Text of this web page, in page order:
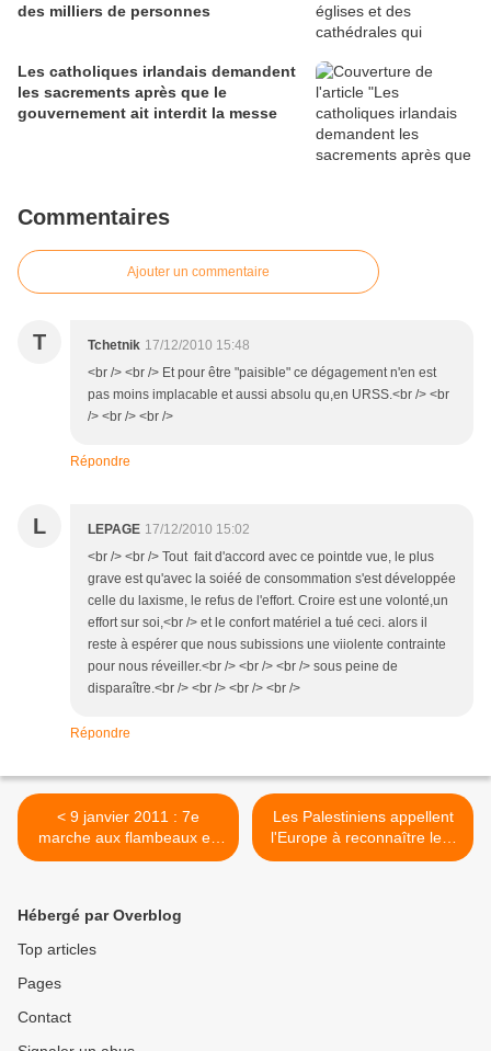
des milliers de personnes
Les catholiques irlandais demandent
les sacrements après que le
gouvernement ait interdit la messe
Commentaires
Ajouter un commentaire
T Tchetnik 17/12/2010 15:48
<br /> <br /> Et pour être "paisible" ce dégagement n'en est
pas moins implacable et aussi absolu qu,en URSS.<br /> <br
/> <br /> <br />
Répondre
L LEPAGE 17/12/2010 15:02
<br /> <br /> Tout fait d'accord avec ce pointde vue, le plus
grave est qu'avec la soiéé de consommation s'est développée
celle du laxisme, le refus de l'effort. Croire est une volonté,un
effort sur soi,<br /> et le confort matériel a tué ceci. alors il
reste à espérer que nous subissions une viiolente contrainte
pour nous réveiller.<br /> <br /> <br /> sous peine de
disparaître.<br /> <br /> <br /> <br />
Répondre
< 9 janvier 2011 : 7e
marche aux flambeaux en
l'honneur de Sainte
Les Palestiniens appellent
l'Europe à reconnaître leur
Etat (médias) >
Hébergé par Overblog
Top articles
Pages
Contact